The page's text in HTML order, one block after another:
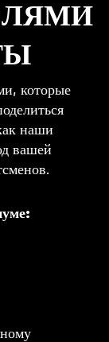
которые
наши
вашей